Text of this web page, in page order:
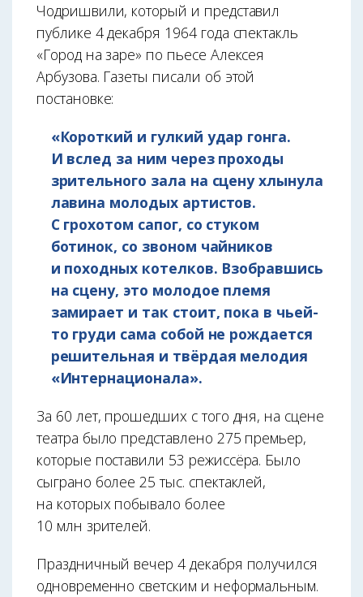
Чодришвили, который и представил
публике 4 декабря 1964 года спектакль
«Город на заре» по пьесе Алексея
Арбузова. Газеты писали об этой
постановке:
«Короткий и гулкий удар гонга.
И вслед за ним через проходы
зрительного зала на сцену хлынула
лавина молодых артистов.
С грохотом сапог, со стуком
ботинок, со звоном чайников
и походных котелков. Взобравшись
на сцену, это молодое племя
замирает и так стоит, пока в чьей-
то груди сама собой не рождается
решительная и твёрдая мелодия
«Интернационала».
За 60 лет, прошедших с того дня, на сцене
театра было представлено 275 премьер,
которые поставили 53 режиссёра. Было
сыграно более 25 тыс. спектаклей,
на которых побывало более
10 млн зрителей.
Праздничный вечер 4 декабря получился
одновременно светским и неформальным.